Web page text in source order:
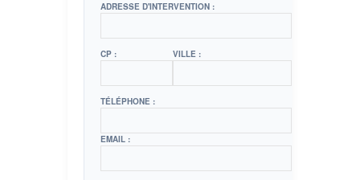
ADRESSE D'INTERVENTION :
CP : VILLE :
TÉLÉPHONE :
EMAIL :